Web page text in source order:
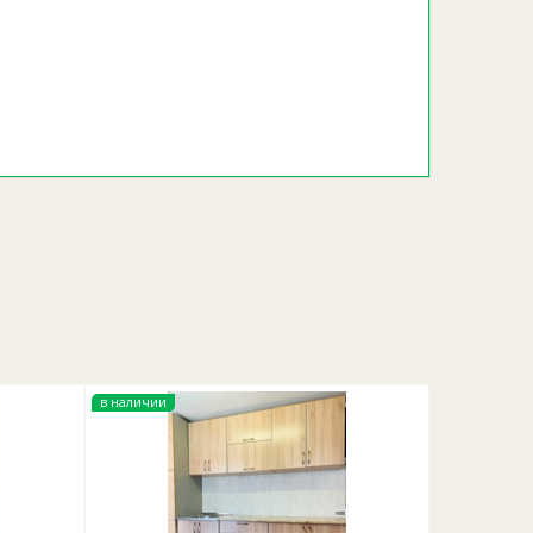
бесконтактные карты. Оплата
заранее предупредить менеджера об
зависит от веса товара, стоимость
законодательства.
качества).
в наличии